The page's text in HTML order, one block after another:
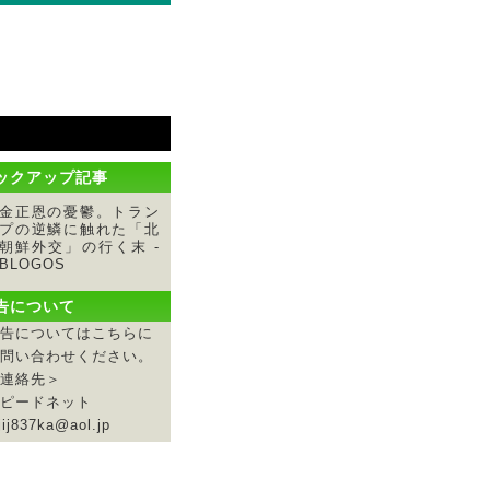
クアップ記事
金正恩の憂鬱。トラン
プの逆鱗に触れた「北
朝鮮外交」の行く末 -
BLOGOS
について
についてはこちらに
い合わせください。
絡先＞
ードネット